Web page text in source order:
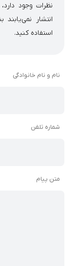
نظرات وجود
انتشار
استفاده کنید.
نام و نام خانوادگی
شماره تلفن
متن پیام